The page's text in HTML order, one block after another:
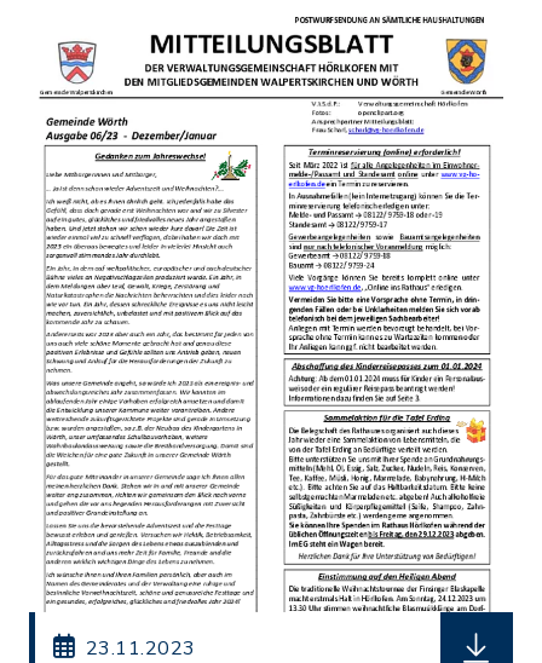
23.11.2023